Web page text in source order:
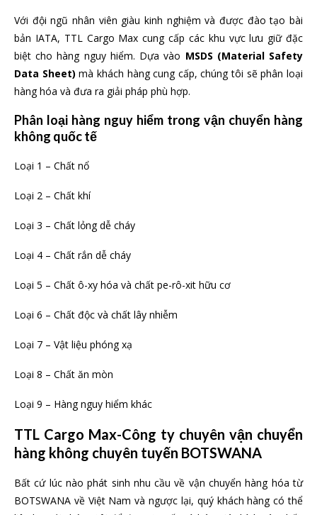
Với đội ngũ nhân viên giàu kinh nghiệm và được đào tạo bài
bản IATA, TTL Cargo Max cung cấp các khu vực lưu giữ đặc
biệt cho hàng nguy hiểm. Dựa vào MSDS (Material Safety
Data Sheet) mà khách hàng cung cấp, chúng tôi sẽ phân loại
hàng hóa và đưa ra giải pháp phù hợp.
Phân loại hàng nguy hiểm trong vận chuyển hàng
không quốc tế
Loại 1 – Chất nổ
Loại 2 – Chất khí
Loại 3 – Chất lỏng dễ cháy
Loại 4 – Chất rắn dễ cháy
Loại 5 – Chất ô-xy hóa và chất pe-rô-xit hữu cơ
Loại 6 – Chất độc và chất lây nhiễm
Loại 7 – Vật liệu phóng xạ
Loại 8 – Chất ăn mòn
Loại 9 – Hàng nguy hiểm khác
TTL Cargo Max-Công ty chuyên vận chuyển
hàng không chuyên tuyến BOTSWANA
Bất cứ lúc nào phát sinh nhu cầu về vận chuyển hàng hóa từ
BOTSWANA về Việt Nam và ngược lại, quý khách hàng có thể